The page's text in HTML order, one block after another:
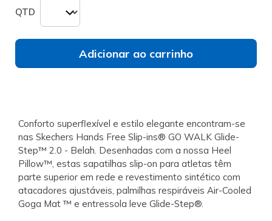
QTD
Adicionar ao carrinho
Conforto superflexível e estilo elegante encontram-se
nas Skechers Hands Free Slip-ins® GO WALK Glide-
Step™ 2.0 - Belah. Desenhadas com a nossa Heel
Pillow™, estas sapatilhas slip-on para atletas têm
parte superior em rede e revestimento sintético com
atacadores ajustáveis, palmilhas respiráveis Air-Cooled
Goga Mat ™ e entressola leve Glide-Step®.